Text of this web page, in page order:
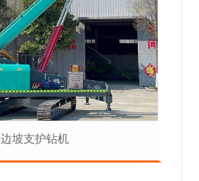
边坡支护钻机